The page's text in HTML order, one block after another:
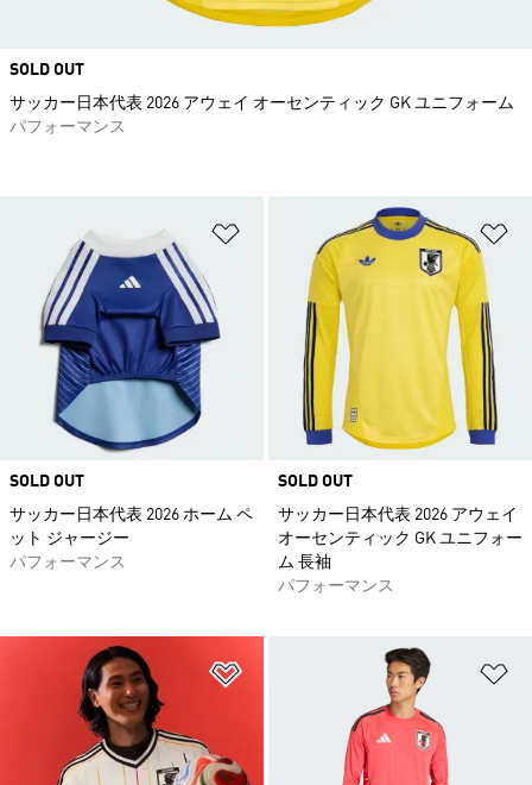
ほしいものリストに追加
SOLD OUT
サッカー日本代表 2026 ホーム ペ
ット ジャージー
パフォーマンス
SOLD OUT
サッカー日本代表 2026 アウェイ
オーセンティック GK ユニフォー
ム 長袖
パフォーマンス
ほしいものリストに追加
SOLD OUT
サッカー日本代表 2026 アウェイ オーセンティック GK ユニフォーム
パフォーマンス